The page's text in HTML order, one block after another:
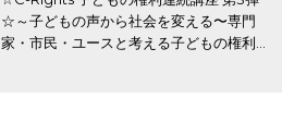
☆～子どもの声から社会を変える〜専門
家・市民・ユースと考える子どもの権利